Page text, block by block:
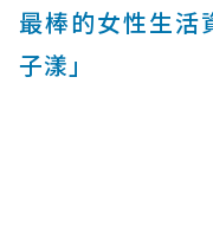
最棒的女性生活
子漾」